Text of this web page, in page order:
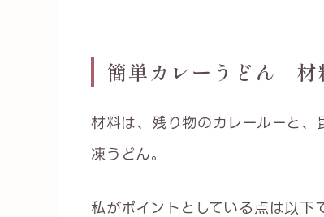
簡単カレーうどん 材
材料は、残り物のカレールーと
凍うどん。
私がポイントとしている点は以下で